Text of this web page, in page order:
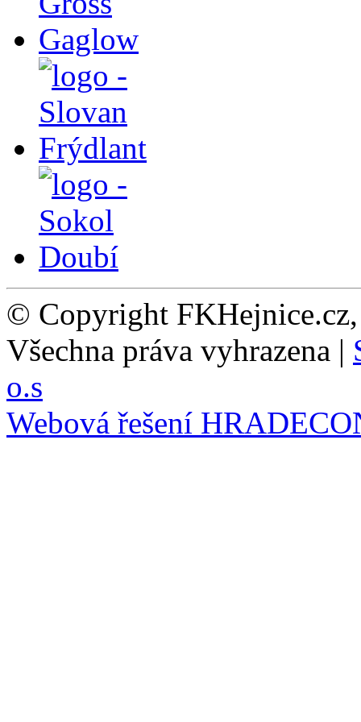
© Copyright
Všechna práva vyhrazena |
o.s
Webová řešení